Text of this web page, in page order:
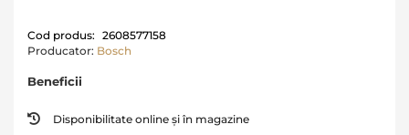
Cod produs: 2608577158
Producator: Bosch
Beneficii
Disponibilitate online și în magazine